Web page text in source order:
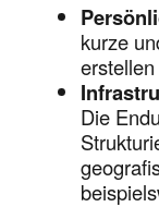
kurze
Die